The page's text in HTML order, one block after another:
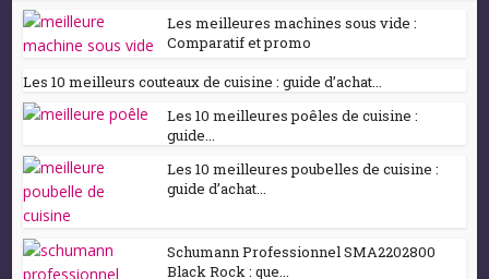
Les meilleures machines sous vide :
Comparatif et promo
Les 10 meilleurs couteaux de cuisine : guide d’achat...
Les 10 meilleures poêles de cuisine :
guide...
Les 10 meilleures poubelles de cuisine :
guide d’achat...
Schumann Professionnel SMA2202800
Black Rock : que...